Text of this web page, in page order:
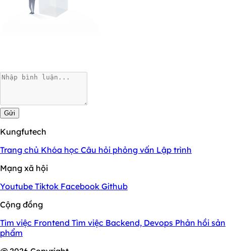
Gửi
Kungfutech
Trang chủ Khóa học Câu hỏi phỏng vấn Lập trình
Mạng xã hội
Youtube Tiktok Facebook Github
Cộng đồng
Tìm việc Frontend Tìm việc Backend, Devops Phản hồi sản
phẩm